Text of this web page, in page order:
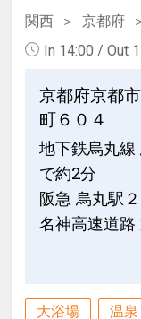
関西 京都府
In 14:00 / Out
京都府京都
町６０４
地下鉄烏丸線
で約2分
阪急 烏丸駅
名神高速道路
大浴場 温泉